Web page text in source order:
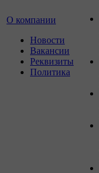
О компании
Новости
Вакансии
Реквизиты
Политика